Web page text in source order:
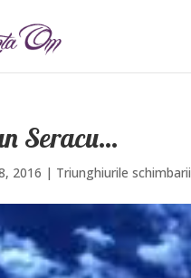
Seracu…
2016 | Triunghiurile schimbarii